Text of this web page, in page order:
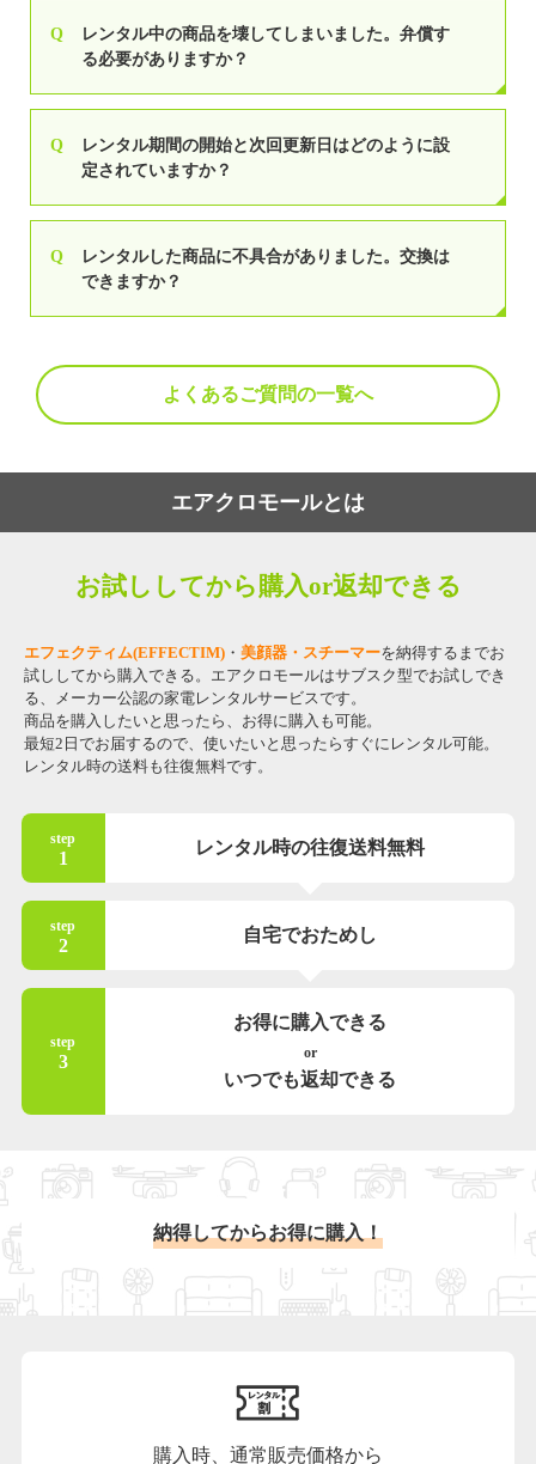
Q
レンタル中の商品を壊してしまいました。弁償す
る必要がありますか？
Q
レンタル期間の開始と次回更新日はどのように設
定されていますか？
Q
レンタルした商品に不具合がありました。交換は
できますか？
よくあるご質問の一覧へ
エアクロモールとは
お試ししてから購入or返却できる
エフェクティム(EFFECTIM) ・ 美顔器・スチーマーを納得するまでお
試ししてから購入できる。エアクロモールはサブスク型でお試しでき
る、メーカー公認の家電レンタルサービスです。
商品を購入したいと思ったら、お得に購入も可能。
最短2日でお届するので、使いたいと思ったらすぐにレンタル可能。
レンタル時の送料も往復無料です。
step
1
レンタル時の往復送料無料
step
2
自宅でおためし
step
3
お得に購入できる
or
いつでも返却できる
納得してからお得に購入！
購入時、通常販売価格から